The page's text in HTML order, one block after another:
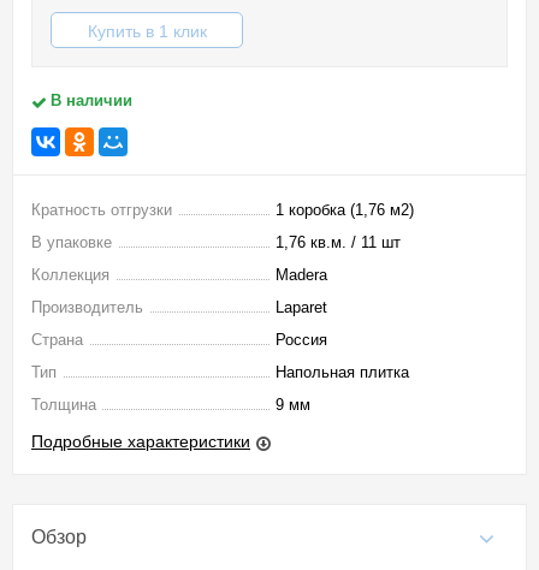
Купить в 1 клик
В наличии
Кратность отгрузки
1 коробка (1,76 м2)
В упаковке
1,76 кв.м. / 11 шт
Коллекция
Madera
Производитель
Laparet
Страна
Россия
Тип
Напольная плитка
Толщина
9 мм
Подробные характеристики
Обзор